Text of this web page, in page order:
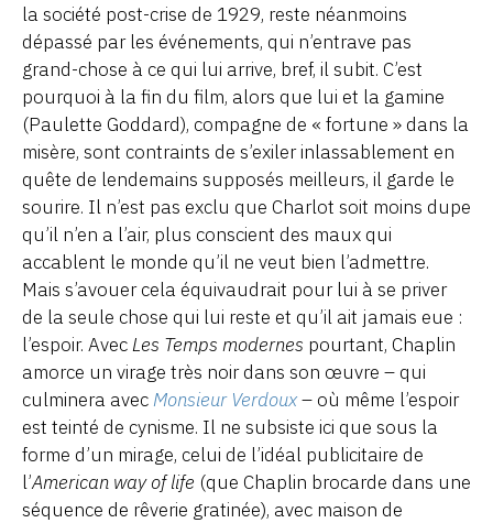
la société post-crise de 1929, reste néanmoins
dépassé par les événements, qui n’entrave pas
grand-chose à ce qui lui arrive, bref, il subit. C’est
pourquoi à la fin du film, alors que lui et la gamine
(Paulette Goddard), compagne de « fortune » dans la
misère, sont contraints de s’exiler inlassablement en
quête de lendemains supposés meilleurs, il garde le
sourire. Il n’est pas exclu que Charlot soit moins dupe
qu’il n’en a l’air, plus conscient des maux qui
accablent le monde qu’il ne veut bien l’admettre.
Mais s’avouer cela équivaudrait pour lui à se priver
de la seule chose qui lui reste et qu’il ait jamais eue :
l’espoir. AvecLes Temps modernes pourtant, Chaplin
amorce un virage très noir dans son œuvre – qui
culminera avecMonsieur Verdoux– où même l’espoir
est teinté de cynisme. Il ne subsiste ici que sous la
forme d’un mirage, celui de l’idéal publicitaire de
l’American way of life (que Chaplin brocarde dans une
séquence de rêverie gratinée), avec maison de